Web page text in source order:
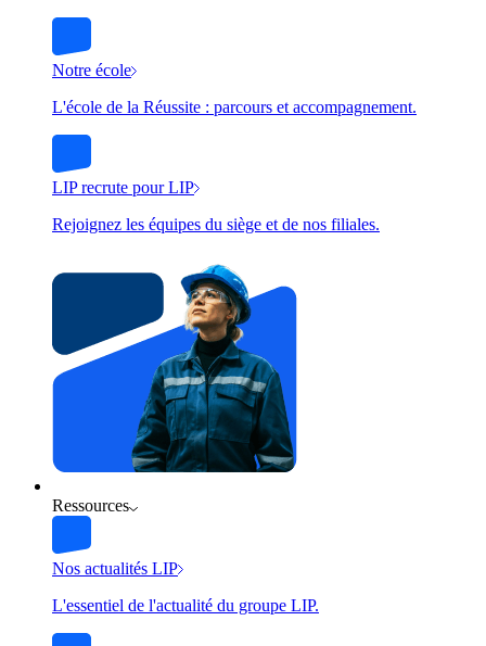
Notre école
L'école de la Réussite : parcours et accompagnement.
LIP recrute pour LIP
Rejoignez les équipes du siège et de nos filiales.
Ressources
Nos actualités LIP
L'essentiel de l'actualité du groupe LIP.